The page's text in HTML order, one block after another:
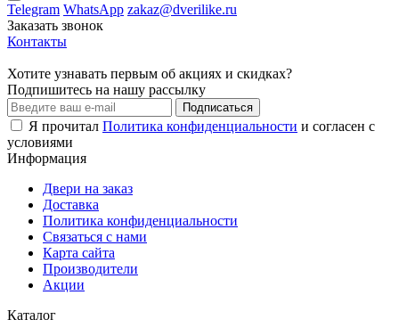
Telegram WhatsApp zakaz@dverilike.ru
Заказать звонок
Контакты
Хотите узнавать первым об акциях и скидках?
Подпишитесь на нашу рассылку
Подписаться
Я прочитал Политика конфиденциальности и согласен с
условиями
Информация
Двери на заказ
Доставка
Политика конфиденциальности
Связаться с нами
Карта сайта
Производители
Акции
Каталог